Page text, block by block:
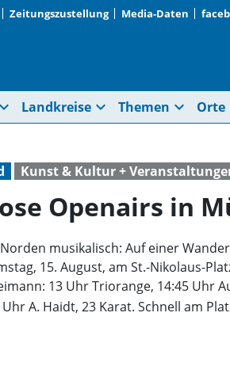
Zeitungszustellung Media-Daten
expand_more Landkreise expand_more Themen expand_more Orte
Kunst & Kultur +
Openairs in
musikalisch: Auf einer
15. August, am St.-Nikolaus-
13 Uhr Triorange, 14:45 Uhr
A. Haidt, 23 Karat. Schnell am